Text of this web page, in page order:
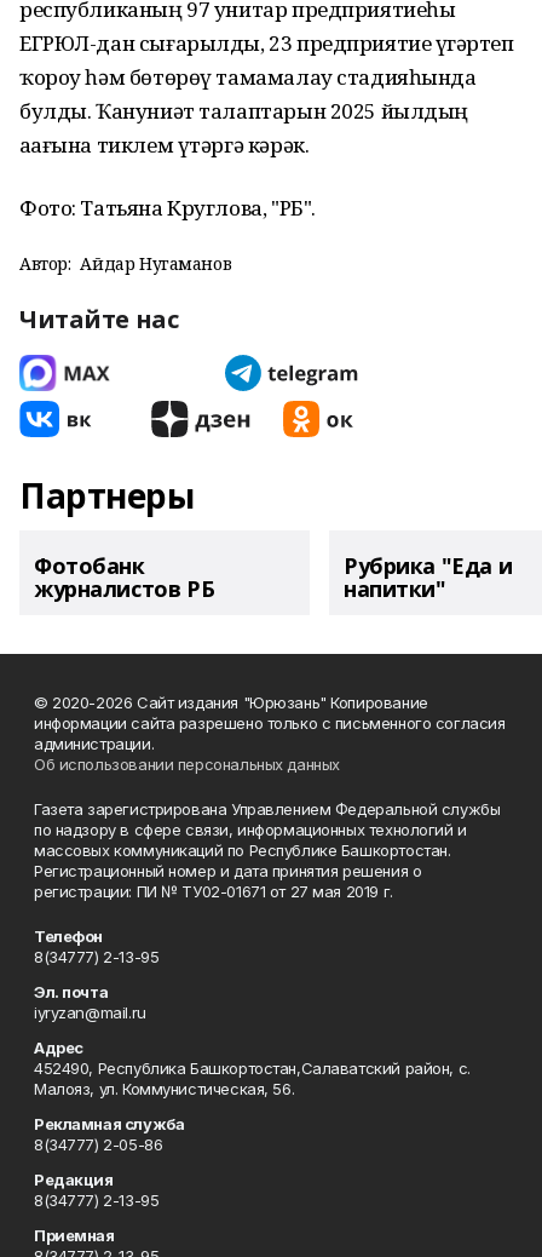
республиканың 97 унитар предприятиеһы
ЕГРЮЛ-дан сығарылды, 23 предприятие үҙгәртеп
ҡороу һәм бөтөрөү тамамалау стадияһында
булды. Ҡануниәт талаптарын 2025 йылдың
аҙағына тиклем үтәргә кәрәк.
Фото: Татьяна Круглова, "РБ".
Автор: Айдар Нугаманов
Читайте нас
Партнеры
Фотобанк
журналистов РБ
Рубрика "Еда и
напитки"
© 2020-2026 Сайт издания "Юрюзань" Копирование
информации сайта разрешено только с письменного согласия
администрации.
Об использовании персональных данных
Газета зарегистрирована Управлением Федеральной службы
по надзору в сфере связи, информационных технологий и
массовых коммуникаций по Республике Башкортостан.
Регистрационный номер и дата принятия решения о
регистрации: ПИ № ТУ02-01671 от 27 мая 2019 г.
Телефон
8(34777) 2-13-95
Эл. почта
iyryzan@mail.ru
Адрес
452490, Республика Башкортостан,Салаватский район, с.
Малояз, ул. Коммунистическая, 56.
Рекламная служба
8(34777) 2-05-86
Редакция
8(34777) 2-13-95
Приемная